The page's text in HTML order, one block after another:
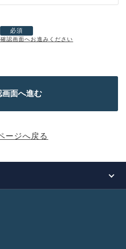
必須
認画面へお進みください
ージへ戻る